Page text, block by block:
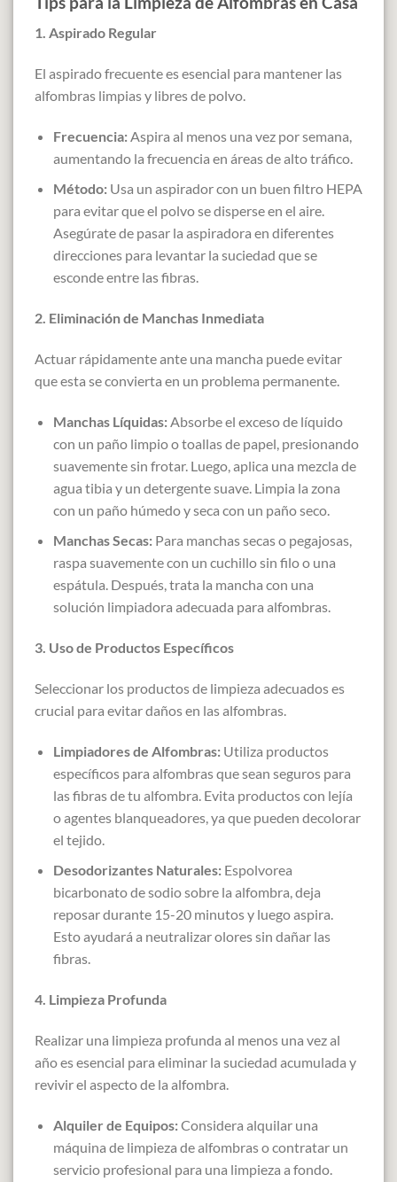
1. Aspirado Regular
El aspirado frecuente es esencial para mantener las
alfombras limpias y libres de polvo.
Frecuencia:Aspira al menos una vez por semana,
aumentando la frecuencia en áreas de alto tráfico.
Método:Usa un aspirador con un buen filtro HEPA
para evitar que el polvo se disperse en el aire.
Asegúrate de pasar la aspiradora en diferentes
direcciones para levantar la suciedad que se
esconde entre las fibras.
2. Eliminación de Manchas Inmediata
Actuar rápidamente ante una mancha puede evitar
que esta se convierta en un problema permanente.
Manchas Líquidas:Absorbe el exceso de líquido
con un paño limpio o toallas de papel, presionando
suavemente sin frotar. Luego, aplica una mezcla de
agua tibia y un detergente suave. Limpia la zona
con un paño húmedo y seca con un paño seco.
Manchas Secas:Para manchas secas o pegajosas,
raspa suavemente con un cuchillo sin filo o una
espátula. Después, trata la mancha con una
solución limpiadora adecuada para alfombras.
3. Uso de Productos Específicos
Seleccionar los productos de limpieza adecuados es
crucial para evitar daños en las alfombras.
Limpiadores de Alfombras:Utiliza productos
específicos para alfombras que sean seguros para
las fibras de tu alfombra. Evita productos con lejía
o agentes blanqueadores, ya que pueden decolorar
el tejido.
Desodorizantes Naturales:Espolvorea
bicarbonato de sodio sobre la alfombra, deja
reposar durante 15-20 minutos y luego aspira.
Esto ayudará a neutralizar olores sin dañar las
fibras.
4. Limpieza Profunda
Realizar una limpieza profunda al menos una vez al
año es esencial para eliminar la suciedad acumulada y
revivir el aspecto de la alfombra.
Alquiler de Equipos:Considera alquilar una
máquina de limpieza de alfombras o contratar un
servicio profesional para una limpieza a fondo.